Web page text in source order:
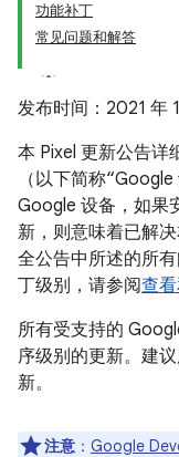
功能补丁
常见问题和解答
发布时间：2021 年
本 Pixel 更新公告详
（以下简称
Google 设备，如果
新，则意味着已解
全公告中所述的所
丁级别，请参阅查
所有受支持的
序级别的更新。建
新。
注意 ： Google